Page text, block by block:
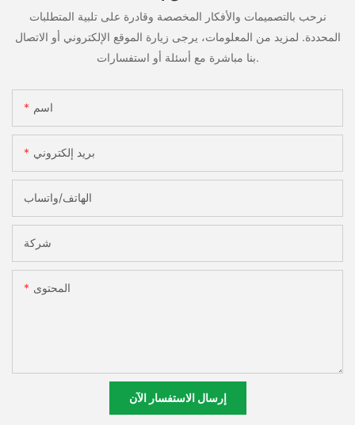
نرحب بالتصميمات والأفكار المخصصة وقادرة على تلبية المتطلبات
المحددة. لمزيد من المعلومات، يرجى زيارة الموقع الإلكتروني أو الاتصال
بنا مباشرة مع أسئلة أو استفسارات.
اسم
بريد إلكتروني
الهاتف/واتساب
شركة
المحتوى
إرسال الاستفسار الآن